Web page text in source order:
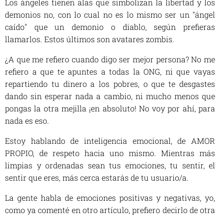
Los ángeles tienen alas que simbolizan la libertad y los
demonios no, con lo cual no es lo mismo ser un "ángel
caído" que un demonio o diablo, según prefieras
llamarlos. Estos últimos son avatares zombis.
¿A que me refiero cuando digo ser mejor persona? No me
refiero a que te apuntes a todas la ONG, ni que vayas
repartiendo tu dinero a los pobres, o que te desgastes
dando sin esperar nada a cambio, ni mucho menos que
pongas la otra mejilla ¡en absoluto! No voy por ahí, para
nada es eso.
Estoy hablando de inteligencia emocional, de AMOR
PROPIO, de respeto hacia uno mismo. Mientras más
limpias y ordenadas sean tus emociones, tu sentir, el
sentir que eres, más cerca estarás de tu usuario/a.
La gente habla de emociones positivas y negativas, yo,
como ya comenté en otro artículo, prefiero decirlo de otra